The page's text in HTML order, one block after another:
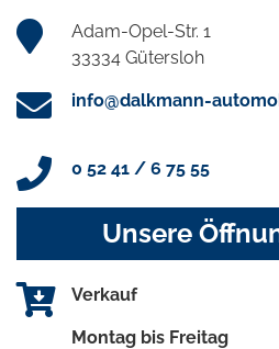
Adam-Opel-Str. 1
33334 Gütersloh
info@dalkmann-
0 52 41 / 6 75 55
Unsere
Verkauf
Montag bis Freitag